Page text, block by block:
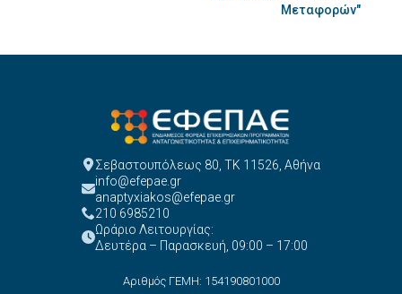
Μεταφορών"
Σεβαστουπόλεως 80, ΤΚ 11526, Αθήνα
info@efepae.gr
anaptyxiakos@efepae.gr
210 6985210
Ωράριο Λειτουργίας:
Δευτέρα – Παρασκευή, 09:00 – 17:00
Αριθμός ΓΕΜΗ: 154190801000